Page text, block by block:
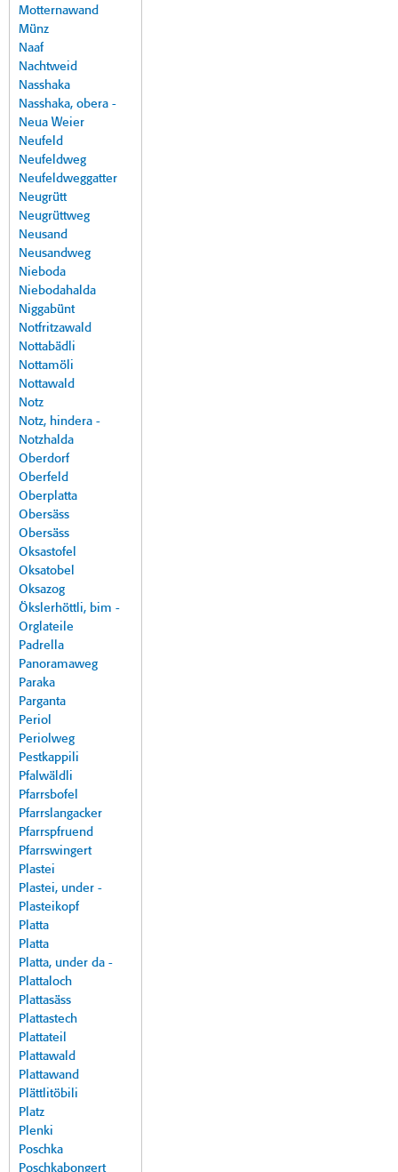
Motternawand
Münz
Naaf
Nachtweid
Nasshaka
Nasshaka, obera -
Neua Weier
Neufeld
Neufeldweg
Neufeldweggatter
Neugrütt
Neugrüttweg
Neusand
Neusandweg
Nieboda
Niebodahalda
Niggabünt
Notfritzawald
Nottabädli
Nottamöli
Nottawald
Notz
Notz, hindera -
Notzhalda
Oberdorf
Oberfeld
Oberplatta
Obersäss
Obersäss
Oksastofel
Oksatobel
Oksazog
Ökslerhöttli, bim -
Orglateile
Padrella
Panoramaweg
Paraka
Parganta
Periol
Periolweg
Pestkappili
Pfalwäldli
Pfarrsbofel
Pfarrslangacker
Pfarrspfruend
Pfarrswingert
Plastei
Plastei, under -
Plasteikopf
Platta
Platta
Platta, under da -
Plattaloch
Plattasäss
Plattastech
Plattateil
Plattawald
Plattawand
Plättlitöbili
Platz
Plenki
Poschka
Poschkabongert